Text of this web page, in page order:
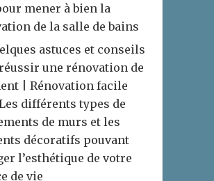
mener à bien la
de la salle de bains
astuces et conseils
une rénovation de
| Rénovation facile
différents types de
de murs et les
décoratifs pouvant
l’esthétique de votre
de vie